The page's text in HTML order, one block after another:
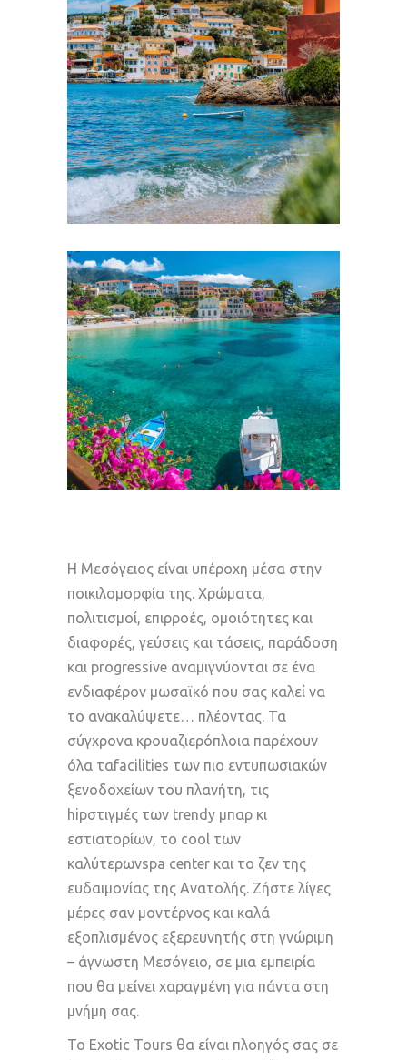
Η Μεσόγειος είναι υπέροχη μέσα στην
ποικιλομορφία της. Χρώματα,
πολιτισμοί, επιρροές, ομοιότητες και
διαφορές, γεύσεις και τάσεις, παράδοση
και progressive αναμιγνύονται σε ένα
ενδιαφέρον μωσαϊκό που σας καλεί να
το ανακαλύψετε… πλέοντας. Τα
σύγχρονα κρουαζιερόπλοια παρέχουν
όλα ταfacilities των πιο εντυπωσιακών
ξενοδοχείων του πλανήτη, τις
hipστιγμές των trendy μπαρ κι
εστιατορίων, το cool των
καλύτερωνspa center και το ζεν της
ευδαιμονίας της Ανατολής. Ζήστε λίγες
μέρες σαν μοντέρνος και καλά
εξοπλισμένος εξερευνητής στη γνώριμη
– άγνωστη Μεσόγειο, σε μια εμπειρία
που θα μείνει χαραγμένη για πάντα στη
μνήμη σας.
Το Exotic Tours θα είναι πλοηγός σας σε